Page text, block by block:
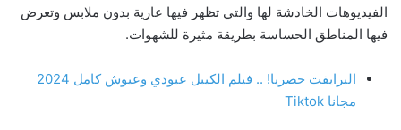
الفيديوهات الخادشة لها والتي تظهر فيها عارية بدون ملابس وتعرض
فيها المناطق الحساسة بطريقة مثيرة للشهوات.
البرايفت حصريا! .. فيلم الكيبل عبودي وعيوش كامل 2024
مجانا Tiktok